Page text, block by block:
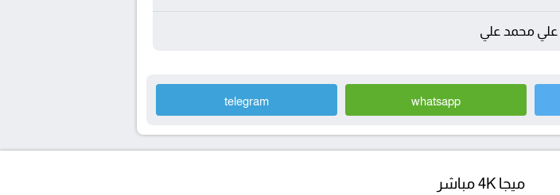
علي محمد علي
whatsapp
telegram
ميجا 4K مباشر